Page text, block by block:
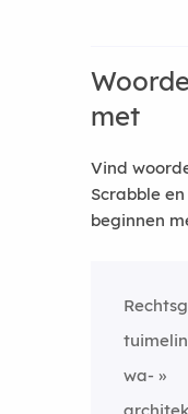
met
Vind
Scrabble
beginnen
wa-